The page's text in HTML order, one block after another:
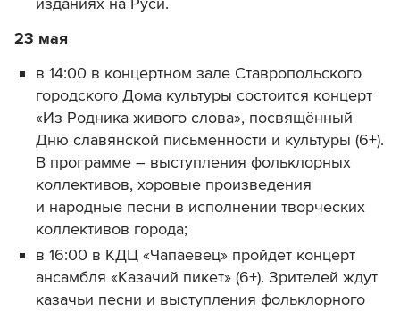
23 мая
в 14:00 в концертном зале Ставропольского
городского Дома культуры состоится концерт
«Из Родника живого слова», посвящённый
Дню славянской письменности и культуры (6+).
В программе – выступления фольклорных
коллективов, хоровые произведения
и народные песни в исполнении творческих
коллективов города;
в 16:00 в КДЦ «Чапаевец» пройдет концерт
ансамбля «Казачий пикет» (6+). Зрителей ждут
казачьи песни и выступления фольклорного